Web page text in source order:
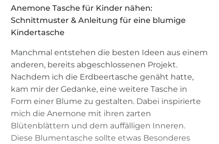
Anemone Tasche für Kinder nähen:
Schnittmuster & Anleitung für eine blumige
Kindertasche
Manchmal entstehen die besten Ideen aus einem
anderen, bereits abgeschlossenen Projekt.
Nachdem ich die Erdbeertasche genäht hatte,
kam mir der Gedanke, eine weitere Tasche in
Form einer Blume zu gestalten. Dabei inspirierte
mich die Anemone mit ihren zarten
Blütenblättern und dem auffälligen Inneren.
Diese Blumentasche sollte etwas Besonderes